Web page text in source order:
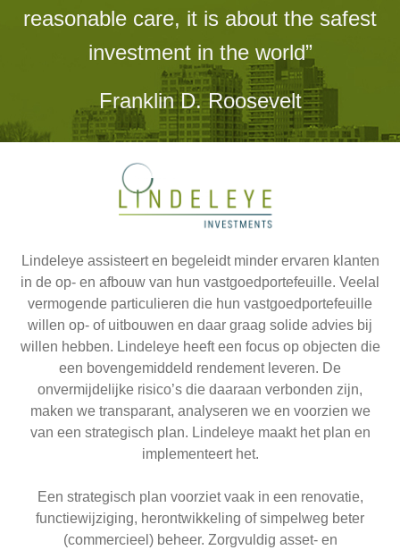
reasonable care, it is about the safest
investment in the world”
Franklin D. Roosevelt
Lindeleye assisteert en begeleidt minder ervaren klanten
in de op- en afbouw van hun vastgoedportefeuille. Veelal
vermogende particulieren die hun vastgoedportefeuille
willen op- of uitbouwen en daar graag solide advies bij
willen hebben. Lindeleye heeft een focus op objecten die
een bovengemiddeld rendement leveren. De
onvermijdelijke risico’s die daaraan verbonden zijn,
maken we transparant, analyseren we en voorzien we
van een strategisch plan. Lindeleye maakt het plan en
implementeert het.
Een strategisch plan voorziet vaak in een renovatie,
functiewijziging, herontwikkeling of simpelweg beter
(commercieel) beheer. Zorgvuldig asset- en